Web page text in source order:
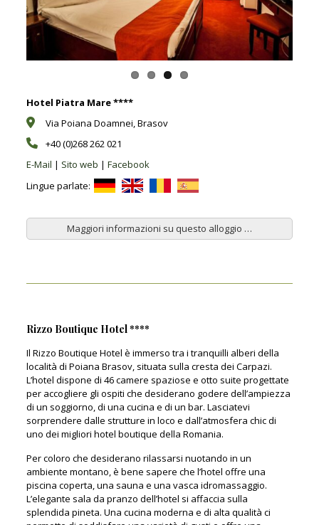
Hotel Piatra Mare ****
Via Poiana Doamnei, Brasov
+40 (0)268 262 021
E-Mail | Sito web | Facebook
Lingue parlate:
Maggiori informazioni su questo alloggio …
Rizzo Boutique Hotel ****
Il Rizzo Boutique Hotel è immerso tra i tranquilli alberi della
località di Poiana Brasov, situata sulla cresta dei Carpazi.
L’hotel dispone di 46 camere spaziose e otto suite progettate
per accogliere gli ospiti che desiderano godere dell’ampiezza
di un soggiorno, di una cucina e di un bar. Lasciatevi
sorprendere dalle strutture in loco e dall’atmosfera chic di
uno dei migliori hotel boutique della Romania.
Per coloro che desiderano rilassarsi nuotando in un
ambiente montano, è bene sapere che l’hotel offre una
piscina coperta, una sauna e una vasca idromassaggio.
L’elegante sala da pranzo dell’hotel si affaccia sulla
splendida pineta. Una cucina moderna e di alta qualità ci